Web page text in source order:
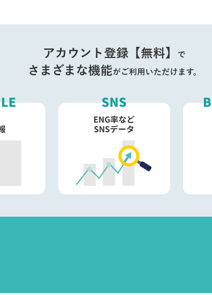
アカウント登録【無料】 で
さまざまな機能がご利用いただけます。